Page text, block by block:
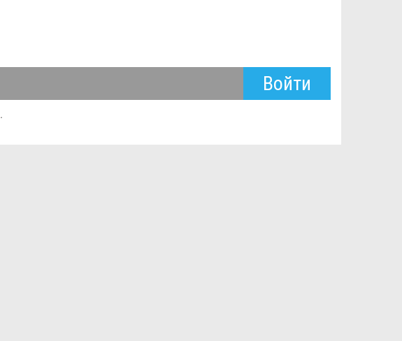
Войти
.